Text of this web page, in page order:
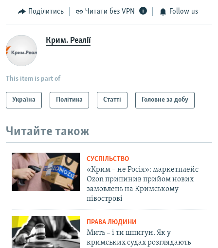
Поділитись Читати без VPN Follow us
Крим. Реалії
This item is part of
Україна Політика Статті Головне за добу
Читайте також
СУСПІЛЬСТВО
«Крим – не Росія»: маркетплейс
Ozon припинив прийом нових
замовлень на Кримському
півострові
ПРАВА ЛЮДИНИ
Мить – і ти шпигун. Як у
кримських судах розглядають